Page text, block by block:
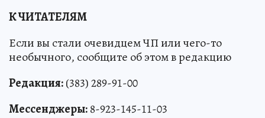
К ЧИТАТЕЛЯМ
Если вы стали очевидцем ЧП или чего-то
необычного, сообщите об этом в редакцию
Редакция:(383) 289-91-00
Мессенджеры:8-923-145-11-03